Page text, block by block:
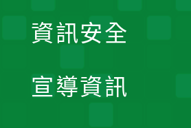
資訊安全
宣導資訊